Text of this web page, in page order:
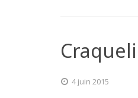
4 juin 2015